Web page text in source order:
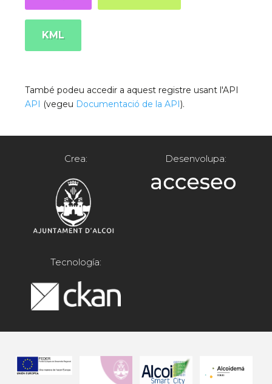
KML
També podeu accedir a aquest registre usant l'API
API (vegeu Documentació de la API).
Crea: Desenvolupa:
Tecnología: